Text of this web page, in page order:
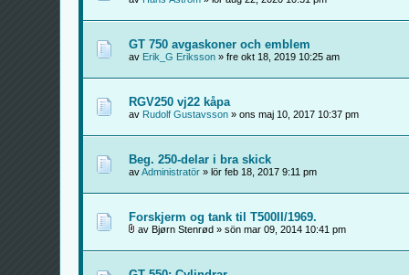
GT 750 avgaskoner och emblem
av Erik_G Eriksson » fre okt 18, 2019 10:25 am
RGV250 vj22 kåpa
av Rudolf Gustavsson » ons maj 10, 2017 10:37 pm
Beg. 250-delar i bra skick
avAdministratör » lör feb 18, 2017 9:11 pm
Forskjerm og tank til T500II/1969.
av Bjørn Stenrød » sön mar 09, 2014 10:41 pm